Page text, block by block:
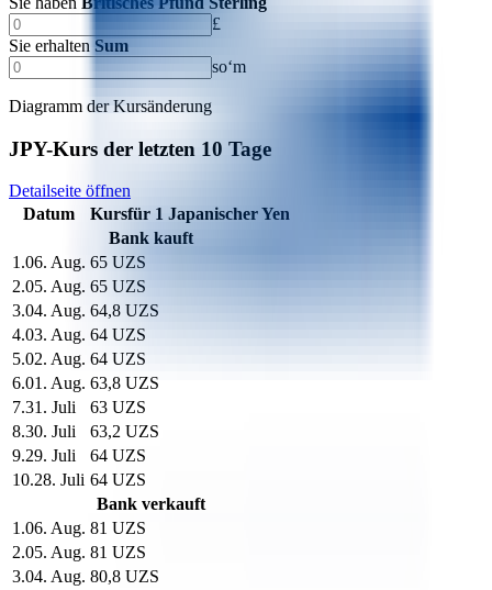
£
Sie erhalten Sum
soʻm
Diagramm der Kursänderung
JPY-Kurs der letzten 10 Tage
Detailseite öffnen
Datum
Kursfür 1 Japanischer Yen
Bank kauft
1.06. Aug. 65 UZS
2.05. Aug. 65 UZS
3.04. Aug. 64,8 UZS
4.03. Aug. 64 UZS
5.02. Aug. 64 UZS
6.01. Aug. 63,8 UZS
7.31. Juli
63 UZS
8.30. Juli
63,2 UZS
9.29. Juli
64 UZS
10.28. Juli 64 UZS
Bank verkauft
1.06. Aug. 81 UZS
2.05. Aug. 81 UZS
3.04. Aug. 80,8 UZS